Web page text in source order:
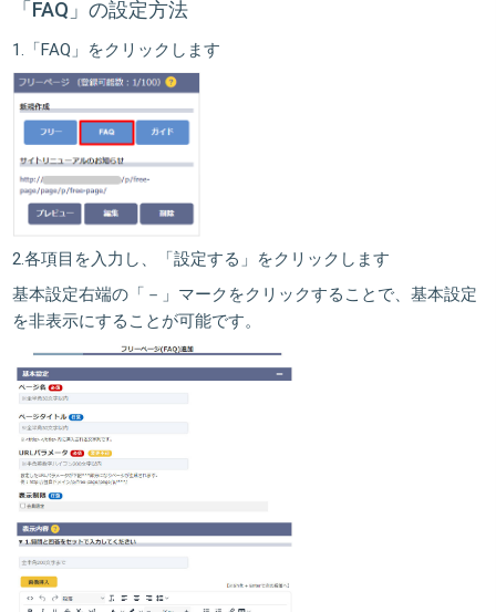
「FAQ」の設定方法
1. 「FAQ」 をクリックします
2.各項目を入力し、 「設定する」 をクリックします
基本設定右端の「－」マークをクリックすることで、基本設定
を非表示にすることが可能です。